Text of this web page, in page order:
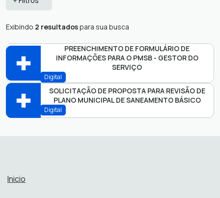
Administrativo
Lab
Exibindo 2 resultadospara sua busca
PREENCHIMENTO DE FORMULÁRIO DE
INFORMAÇÕES PARA O PMSB - GESTOR DO
SERVIÇO
Digital
Abrir online > Via protocolo 1Doc
SOLICITAÇÃO DE PROPOSTA PARA REVISÃO DE
PLANO MUNICIPAL DE SANEAMENTO BÁSICO
Digital
Inicio